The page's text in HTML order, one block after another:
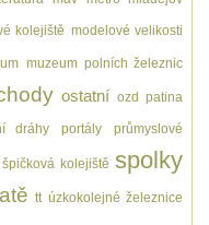
kolejiště modelové velikosti
muzeum polních železnic
ostatní ozd patina
dráhy portály průmyslové
špičková kolejiště spolky
tt úzkokolejné železnice